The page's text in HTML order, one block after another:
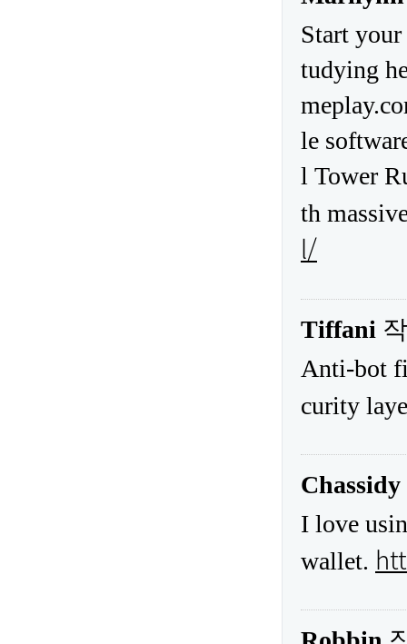
Start
tudying
le
l Tower
th
l/
Tiffani
Anti-bot
curity
Chassidy
I love
wallet.